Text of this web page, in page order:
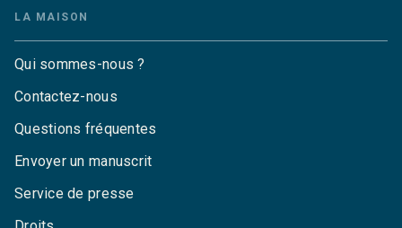
LA MAISON
Qui sommes-nous ?
Contactez-nous
Questions fréquentes
Envoyer un manuscrit
Service de presse